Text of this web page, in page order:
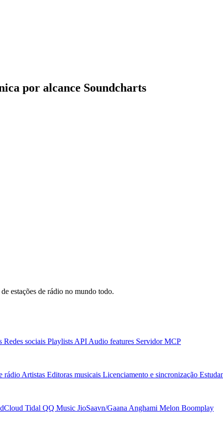
por alcance Soundcharts
estações de rádio no mundo todo.
Redes sociais Playlists API Audio features Servidor MCP
rádio Artistas Editoras musicais Licenciamento e sincronização
Tidal QQ Music JioSaavn/Gaana Anghami Melon Boomplay